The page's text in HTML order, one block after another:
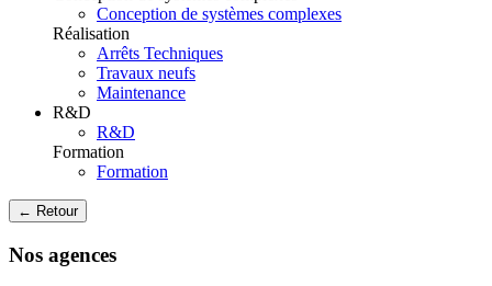
Conception de systèmes complexes
Réalisation
Arrêts Techniques
Travaux neufs
Maintenance
R&D
R&D
Formation
Formation
← Retour
Nos agences